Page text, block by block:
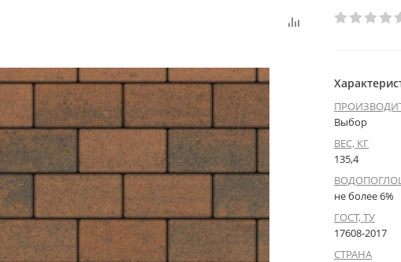
Выбор
ВЕС, КГ
135,4
не более 6%
ГОСТ, ТУ
17608-2017
СТРАНА